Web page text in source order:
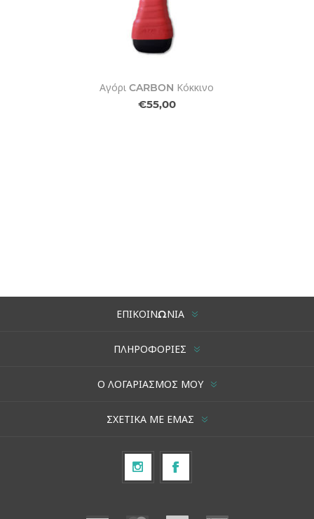
Αγόρι CARBON Κόκκινο
€55,00
ΕΠΙΚΟΙΝΩΝΊΑ
ΠΛΗΡΟΦΟΡΊΕΣ
Ο ΛΟΓΑΡΙΑΣΜΌΣ ΜΟΥ
ΣΧΕΤΙΚΆ ΜΕ ΕΜΆΣ